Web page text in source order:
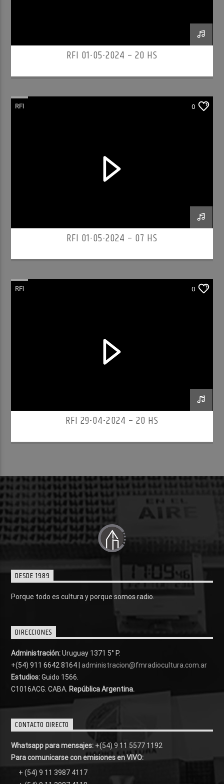
RFI 01-05-2024 – 20 HS
RFI 0
RFI 01-05-2024 – 07 HS
RFI 0
RFI 29-04-2024 – 20 HS
DESDE 1989
Porque todo es cultura y porque somos radio.
DIRECCIONES
Administración:Uruguay 1371 5° P.
+(54) 911 6642 8164 | administracion@fmradiocultura.com.ar
Estudios:Guido 1566.
C1016ACG . CABA. República Argentina.
CONTACTO DIRECTO
Whatsapp para mensajes: +(54) 9 11 5577 1192
Para comunicarse con emisiones en VIVO:
+ (54) 9 11 3987 4117